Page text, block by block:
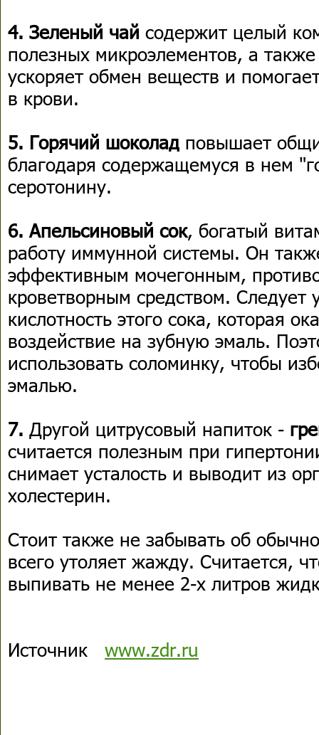
4. Зеленый чай содержит целый
полезных микроэлементов, а
ускоряет обмен веществ и
в крови.
5. Горячий шоколад повышает
благодаря содержащемуся в нем
серотонину.
6. Апельсиновый сок, богатый
работу иммунной системы. Он
эффективным мочегонным,
кроветворным средством. Следует
кислотность этого сока, которая
воздействие на зубную эмаль.
использовать соломинку, чтобы
эмалью.
7. Другой цитрусовый напиток -
считается полезным при
снимает усталость и выводит из
холестерин.
Стоит также не забывать об
всего утоляет жажду. Считается,
выпивать не менее 2-х литров
Источник www.zdr.ru